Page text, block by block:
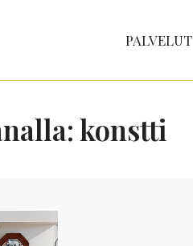
PALVELUT
konstti